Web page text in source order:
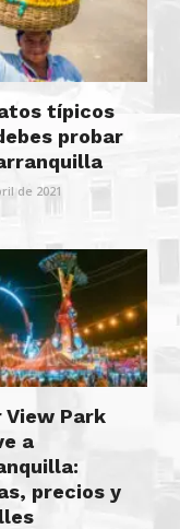
típicos
probar
de 2021
View Park
a
precios y